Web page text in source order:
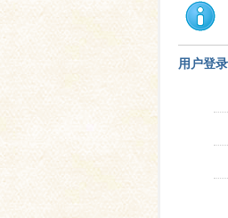
用户登录